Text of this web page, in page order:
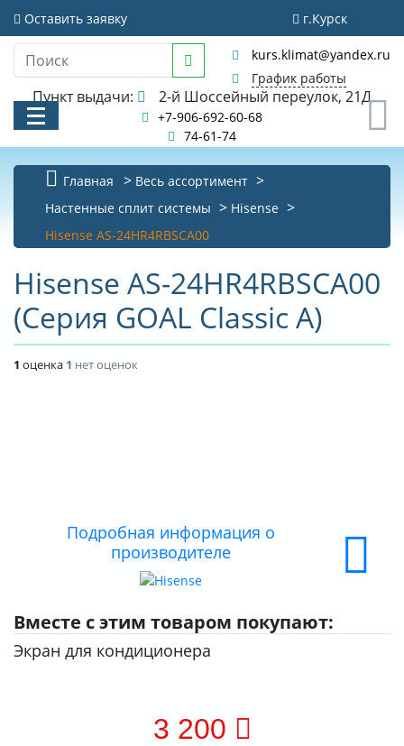
Оставить заявку г.Курск
kurs.klimat@yandex.ru
График работы
Пункт выдачи: 2-й Шоссейный переулок, 21Д
+7-906-692-60-68
74-61-74
КАТАЛОГ
БИБЛИОТЕКА
НОВОСТИ
ОПЛАТА
Главная
Весь ассортимент
Настенные сплит системы
Hisense
Hisense AS-24HR4RBSCA00
Hisense AS-24HR4RBSCA00
(Серия GOAL Classic A)
1 оценка 1 нет оценок
Подробная информация о
производителе
Вместе с этим товаром покупают:
Экран для кондиционера
3 200